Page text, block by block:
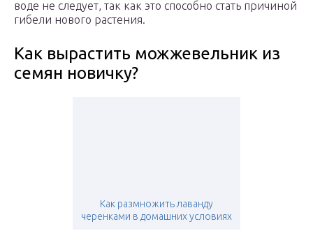
воде не следует, так как это способно стать причиной
гибели нового растения.
Как вырастить можжевельник из
семян новичку?
Как размножить лаванду
черенками в домашних условиях